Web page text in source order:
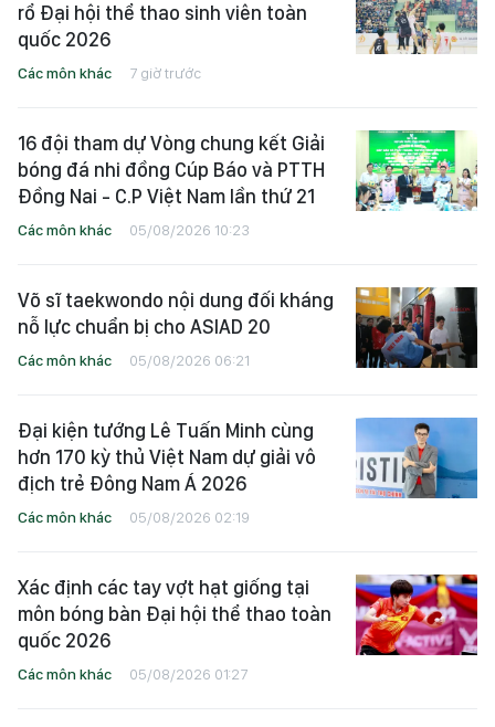
rổ Đại hội thể thao sinh viên toàn
quốc 2026
Các môn khác 7 giờ trước
16 đội tham dự Vòng chung kết Giải
bóng đá nhi đồng Cúp Báo và PTTH
Đồng Nai - C.P Việt Nam lần thứ 21
Các môn khác 05/08/2026 10:23
Võ sĩ taekwondo nội dung đối kháng
nỗ lực chuẩn bị cho ASIAD 20
Các môn khác 05/08/2026 06:21
Đại kiện tướng Lê Tuấn Minh cùng
hơn 170 kỳ thủ Việt Nam dự giải vô
địch trẻ Đông Nam Á 2026
Các môn khác 05/08/2026 02:19
Xác định các tay vợt hạt giống tại
môn bóng bàn Đại hội thể thao toàn
quốc 2026
Các môn khác 05/08/2026 01:27